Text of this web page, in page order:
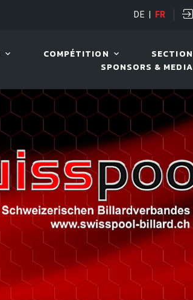
DE FR
COMPÉTITION
SECTION
SPONSORS & MEDIA